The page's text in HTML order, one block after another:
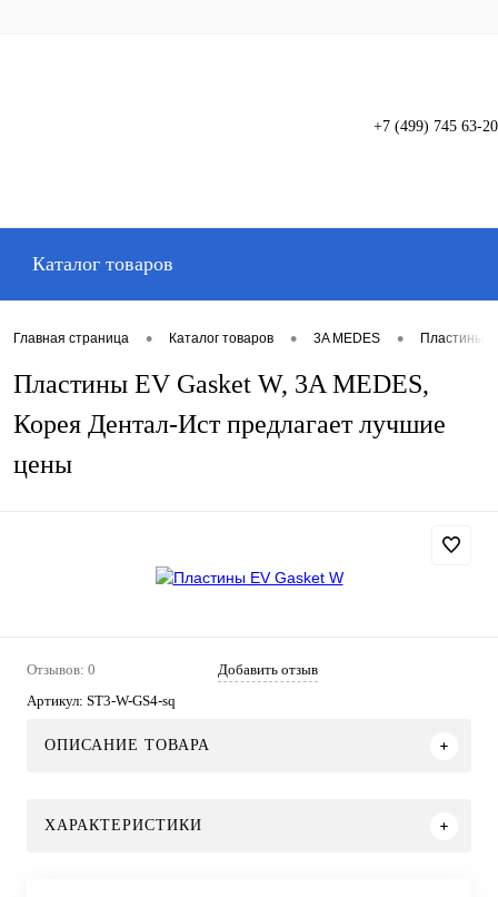
+7 (499) 745 63-20
Каталог товаров
Главная страница • Каталог товаров • 3A MEDES • Пластины
Пластины EV Gasket W, 3A MEDES,
Корея Дентал-Ист предлагает лучшие
цены
Отзывов: 0
Добавить отзыв
Артикул: ST3-W-GS4-sq
ОПИСАНИЕ ТОВАРА
ХАРАКТЕРИСТИКИ